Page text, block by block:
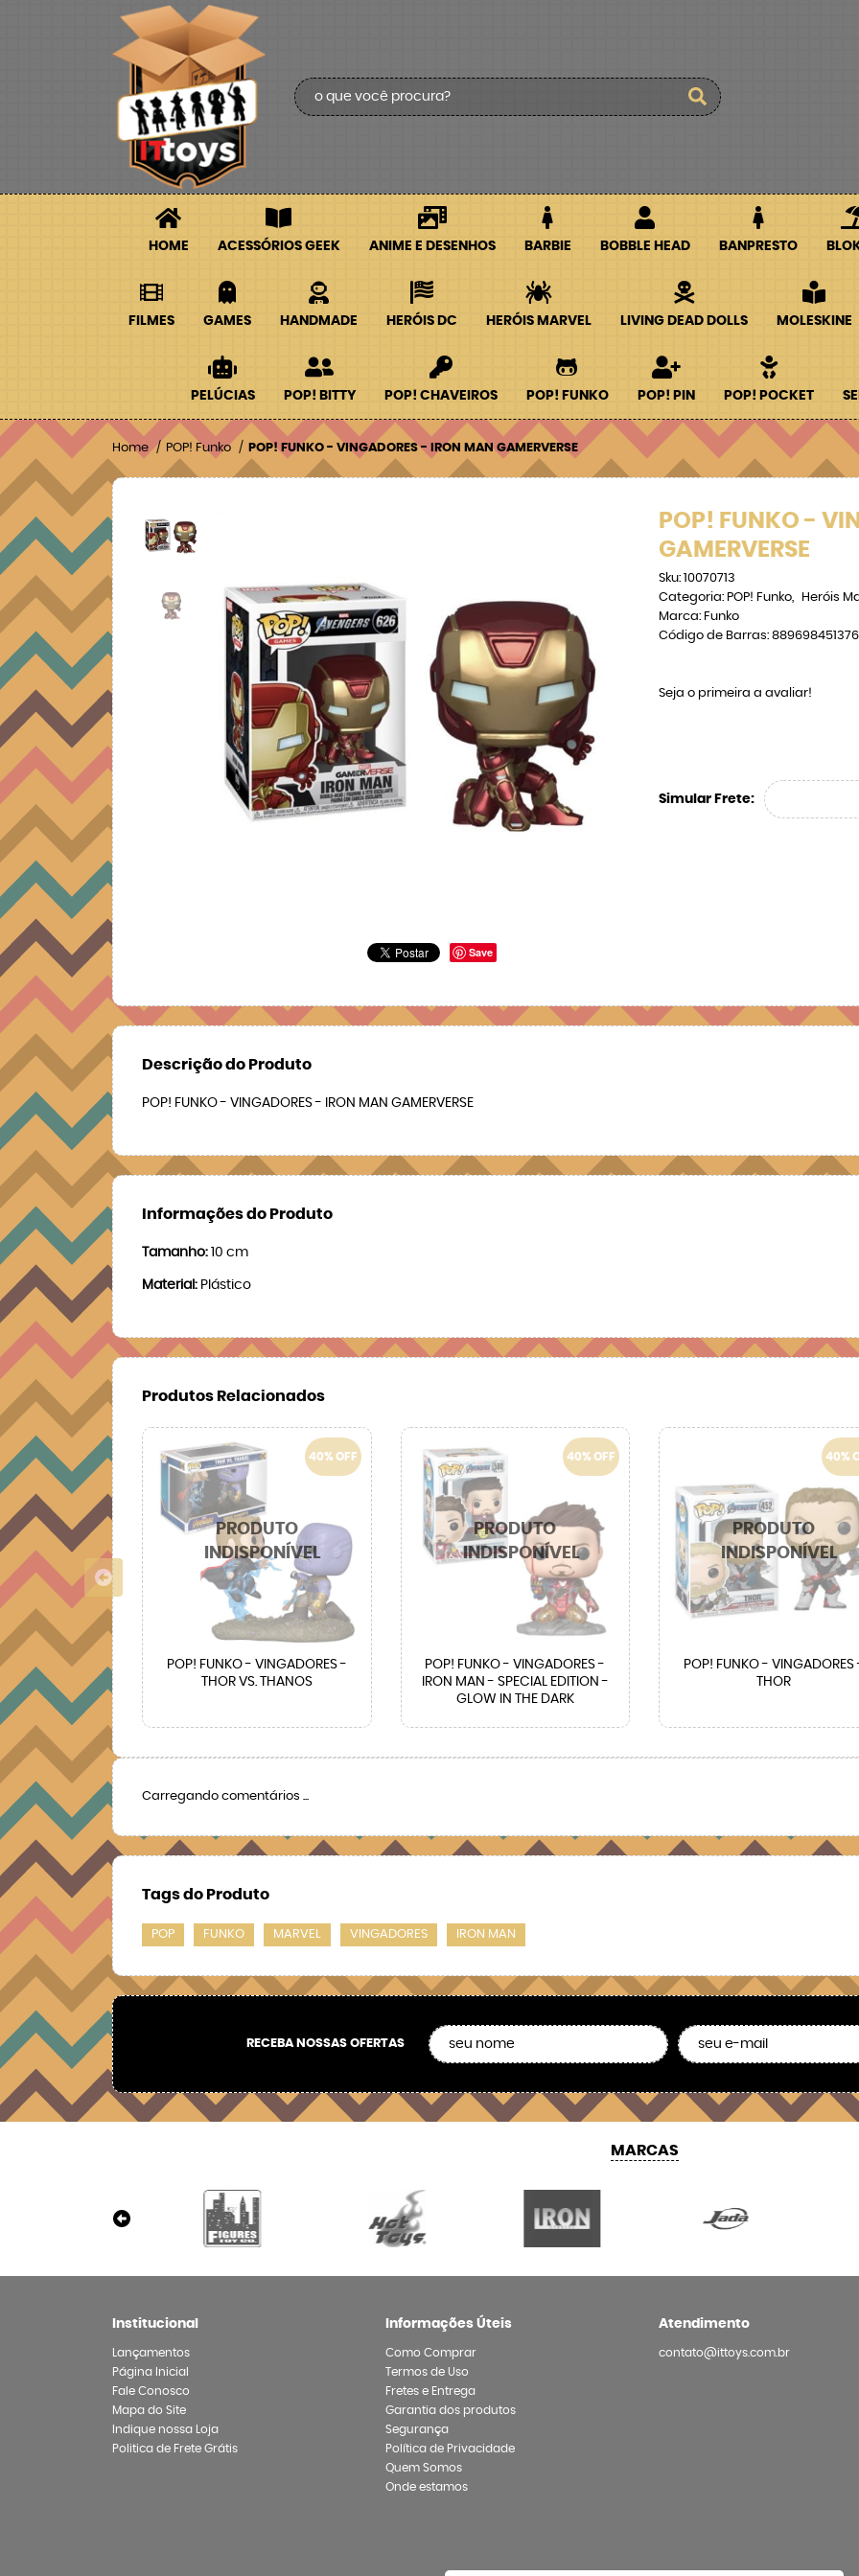
HOME ACESSÓRIOS GEEK ANIME E DESENHOS BARBIE BOBBLE HEAD BANPRESTO
FILMES GAMES HANDMADE HERÓIS DC HERÓIS MARVEL LIVING DEAD DOLLS MOLESKINE
PELÚCIAS POP! BITTY POP! CHAVEIROS POP! FUNKO POP! PIN POP! POCKET
Home POP! Funko POP! FUNKO - VINGADORES - IRON MAN GAMERVERSE
Save
POP! FUNKO -
GAMERVERSE
Sku: 10070713
Categoria: POP! Funko Heróis
Marca: Funko
Código de Barras: 889698451376
Seja o primeira a avaliar!
Simular Frete:
Descrição do Produto
POP! FUNKO - VINGADORES - IRON MAN GAMERVERSE
Informações do Produto
Tamanho: 10 cm
Material: Plástico
Produtos Relacionados
40% OFF
POP! FUNKO - VINGADORES -
THOR VS. THANOS
40% OFF
POP! FUNKO - VINGADORES -
IRON MAN - SPECIAL EDITION -
GLOW IN THE DARK
40%
POP! FUNKO - VINGADORES
THOR
Carregando comentários ...
Tags do Produto
POP FUNKO MARVEL VINGADORES IRON MAN
RECEBA NOSSAS OFERTAS
MARCAS
Institucional
Lançamentos
Página Inicial
Fale Conosco
Mapa do Site
Indique nossa Loja
Politica de Frete Grátis
Informações Úteis
Como Comprar
Termos de Uso
Fretes e Entrega
Garantia dos produtos
Segurança
Política de Privacidade
Quem Somos
Onde estamos
Atendimento
contato@ittoys.com.br